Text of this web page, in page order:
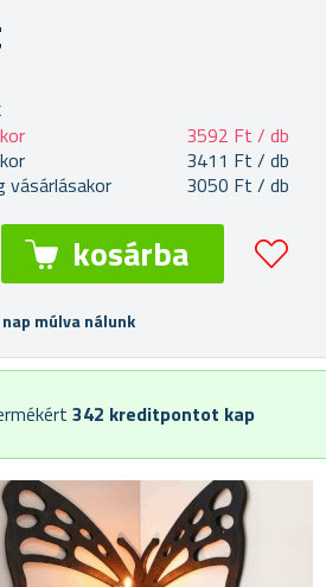
3592 Ft / db
3411 Ft / db
vásárlásakor
3050 Ft / db
nap múlva nálunk
342 kreditpontot kap